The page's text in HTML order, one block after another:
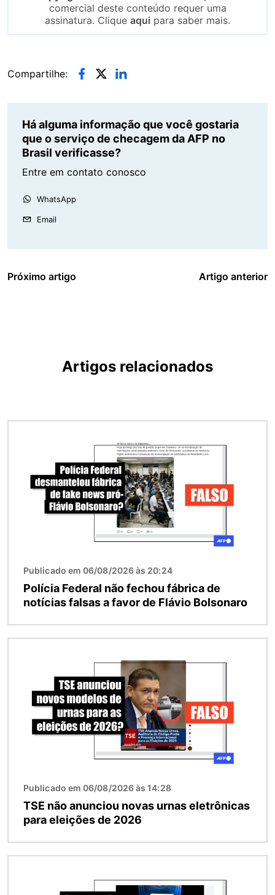
comercial deste conteúdo requer uma
assinatura. Clique aqui para saber mais.
Compartilhe:
Há alguma informação que você gostaria
que o serviço de checagem da AFP no
Brasil verificasse?
Entre em contato conosco
WhatsApp
Email
Próximo artigo Artigo anterior
Artigos relacionados
Publicado em 06/08/2026 às 20:24
Polícia Federal não fechou fábrica de
notícias falsas a favor de Flávio Bolsonaro
Publicado em 06/08/2026 às 14:28
TSE não anunciou novas urnas eletrônicas
para eleições de 2026